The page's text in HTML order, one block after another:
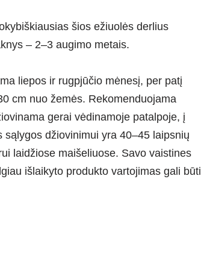
šios ežiuolės derlius
– 2–3 augimo metais.
liepos ir rugpjūčio mėnesį, per patį
cm nuo žemės. Rekomenduojama
gerai vėdinamoje patalpoje, į
džiovinimui yra 40–45 laipsnių
laidžiose maišeliuose. Savo vaistines
išlaikyto produkto vartojimas gali būti